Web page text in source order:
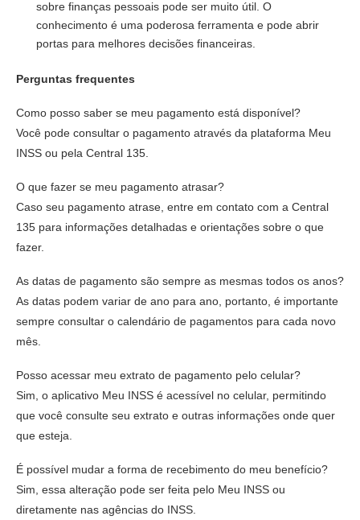
sobre finanças pessoais pode ser muito útil. O
conhecimento é uma poderosa ferramenta e pode abrir
portas para melhores decisões financeiras.
Perguntas frequentes
Como posso saber se meu pagamento está disponível?
Você pode consultar o pagamento através da plataforma Meu
INSS ou pela Central 135.
O que fazer se meu pagamento atrasar?
Caso seu pagamento atrase, entre em contato com a Central
135 para informações detalhadas e orientações sobre o que
fazer.
As datas de pagamento são sempre as mesmas todos os anos?
As datas podem variar de ano para ano, portanto, é importante
sempre consultar o calendário de pagamentos para cada novo
mês.
Posso acessar meu extrato de pagamento pelo celular?
Sim, o aplicativo Meu INSS é acessível no celular, permitindo
que você consulte seu extrato e outras informações onde quer
que esteja.
É possível mudar a forma de recebimento do meu benefício?
Sim, essa alteração pode ser feita pelo Meu INSS ou
diretamente nas agências do INSS.